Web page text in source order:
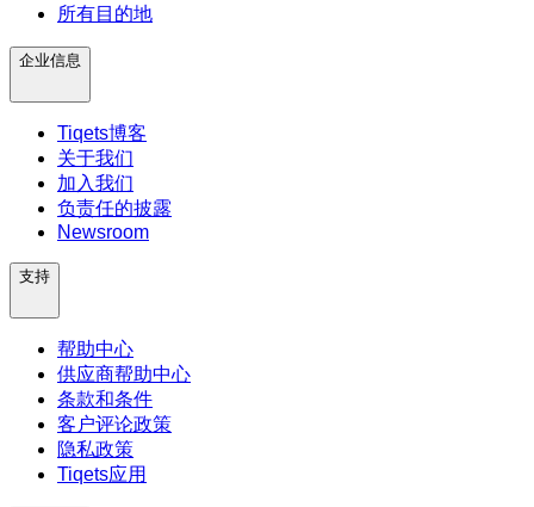
所有目的地
企业信息
Tiqets博客
关于我们
加入我们
负责任的披露
Newsroom
支持
帮助中心
供应商帮助中心
条款和条件
客户评论政策
隐私政策
Tiqets应用